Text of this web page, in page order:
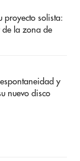
proyecto solista:
de la zona de
y
nuevo disco